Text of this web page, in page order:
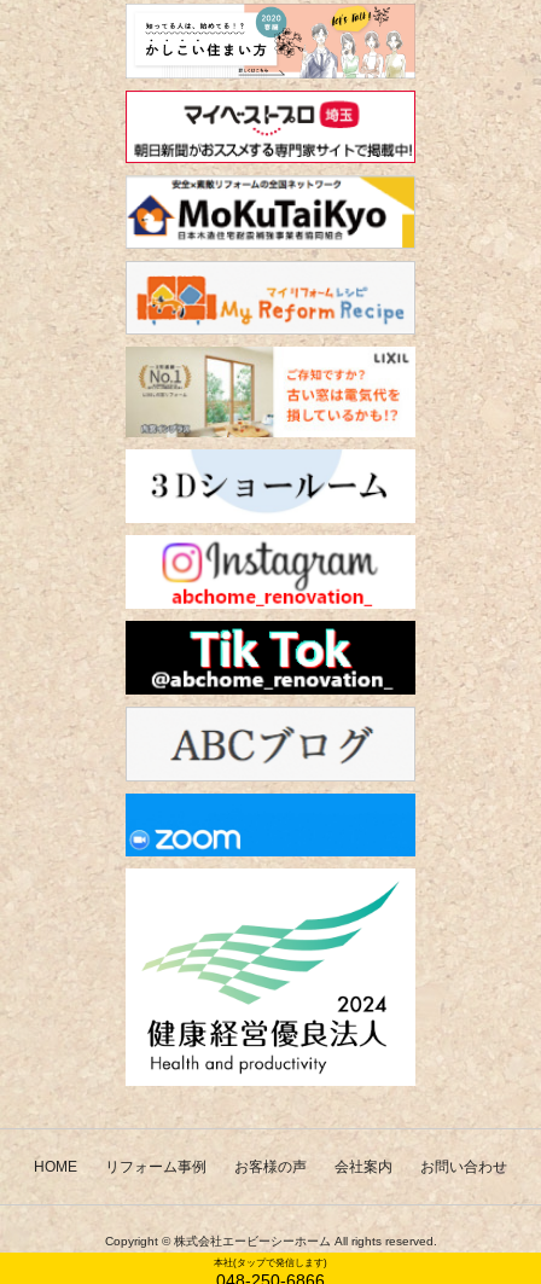
本社(タップで発信します)
HOME リフォーム事例 お客様の声 会社案内 お問い合わせ
Copyright ©株式会社エービーシーホーム All rights reserved.